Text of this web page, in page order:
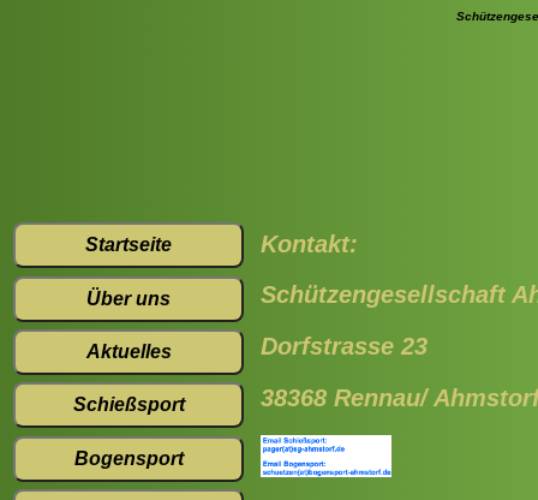
Startseite
Über uns
Aktuelles
Schießsport
Bogensport
Kontakt:
Schützengesellschaft
Dorfstrasse 23
38368 Rennau/